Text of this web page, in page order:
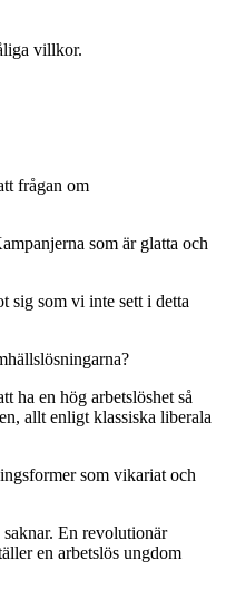
villkor.
frågan om
som är glatta och
sig som vi inte sett i detta
ha en hög arbetslöshet så
allt enligt klassiska liberala
som vikariat och
En revolutionär
en arbetslös ungdom